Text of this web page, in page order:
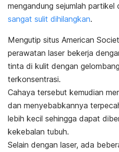
mengandung sejumlah partikel
sangat sulit dihilangkan.
Mengutip situs American
perawatan laser bekerja
tinta di kulit dengan
terkonsentrasi.
Cahaya tersebut kemudian
dan menyebabkannya
lebih kecil sehingga dapat
kekebalan tubuh.
Selain dengan laser, ada